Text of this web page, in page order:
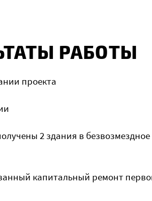
РАБОТЫ
проекта
2 здания в
капитальный ремонт